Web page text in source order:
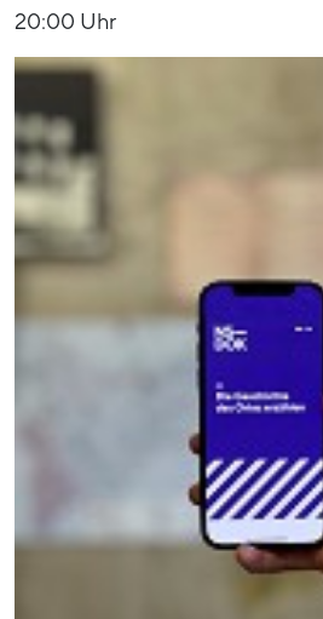
20:00 Uhr